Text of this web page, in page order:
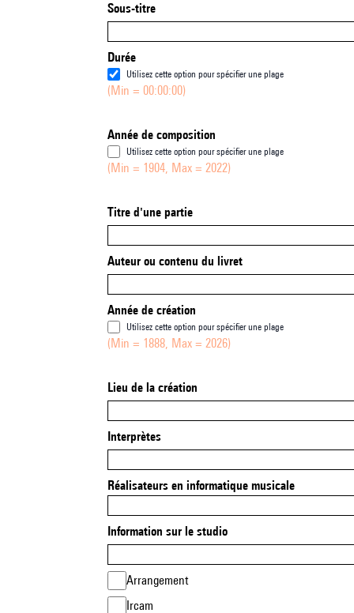
Sous-titre
Durée
Utilisez cette option pour spécifier une plage
(Min = 00:00:00)
Année de composition
Utilisez cette option pour spécifier une plage
(Min = 1904, Max = 2022)
Titre d'une partie
Auteur ou contenu du livret
Année de création
Utilisez cette option pour spécifier une plage
(Min = 1888, Max = 2026)
Lieu de la création
Interprètes
Réalisateurs en informatique musicale
Information sur le studio
Arrangement
Ircam